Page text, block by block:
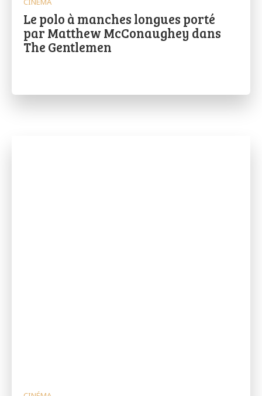
Le polo à manches longues porté
par Matthew McConaughey dans
The Gentlemen